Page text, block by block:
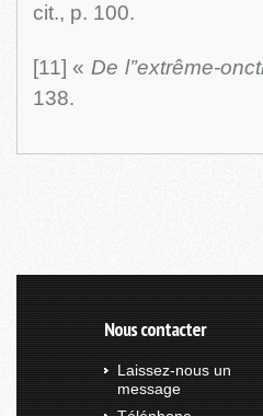
cit., p. 100.
[11] « De l’’extrême-
138.
Nous contacter
Laissez-nous un
message